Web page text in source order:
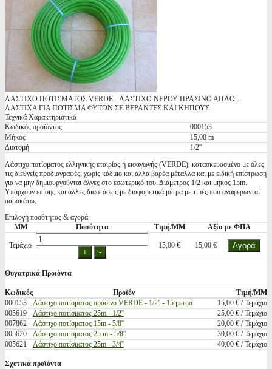
ΛΑΣΤΙΧΟ ΠΟΤΙΣΜΑΤΟΣ VERDE - ΛΑΣΤΙΧΟ ΝΕΡΟΥ ΠΡΑΣΙΝΟ ΑΠΛΟ -
ΛΑΣΤΙΧΑ ΓΙΑ ΠΟΤΙΣΜΑ ΦΥΤΩΝ ΣΕ ΒΕΡΑΝΤΕΣ ΚΑΙ ΚΗΠΟΥΣ
Τεχνικά Χαρακτηριστικά
Κωδικός προϊόντος
000153
Μήκος
15,00 m
Διατομή
1/2''
Λάστιχο ποτίσματος ελληνικής εταιρίας ή εισαγωγής (VERDE), κατασκευασμένο με όλες
τις διεθνείς προδιαγραφές, χωρίς κάδμιο και άλλα βαρέα μέταλλα και με ειδική επίστρωση
για να μην δημιουργούνται άλγες στο εσωτερικό του. Διάμετρος 1/2 και μήκος 15m.
Υπάρχουν επίσης και άλλες διαστάσεις με διαφορετικά μέτρα με τιμές που αναφερωνται
παρακάτω.
Επιλογή ποσότητας & αγορά
ΜΜ
Ποσότητα Τιμή/ΜΜ Αξία με ΦΠΑ
Τεμάχιο 15,00 € 15,00 €
Θυγατρικά Προϊόντα
Κωδικός Προϊόν
Τιμή/ΜΜ
000153
Λάστιχο ποτίσματος πράσινο VERDE - 1/2'' - 15 μετρα
15,00 € / Τεμάχιο
005619
Λάστιχο ποτίσματος 25m - 1/2''
25,00 € / Τεμάχιο
007862
Λάστιχο ποτίσματος 15m - 5/8''
20,00 € / Τεμάχιο
005620
Λάστιχο ποτίσματος 25 m - 5/8''
30,00 € / Τεμάχιο
005621
Λάστιχο ποτίσματος 25m - 3/4'' 40,00 € / Τεμάχιο
Σχετικά προϊόντα